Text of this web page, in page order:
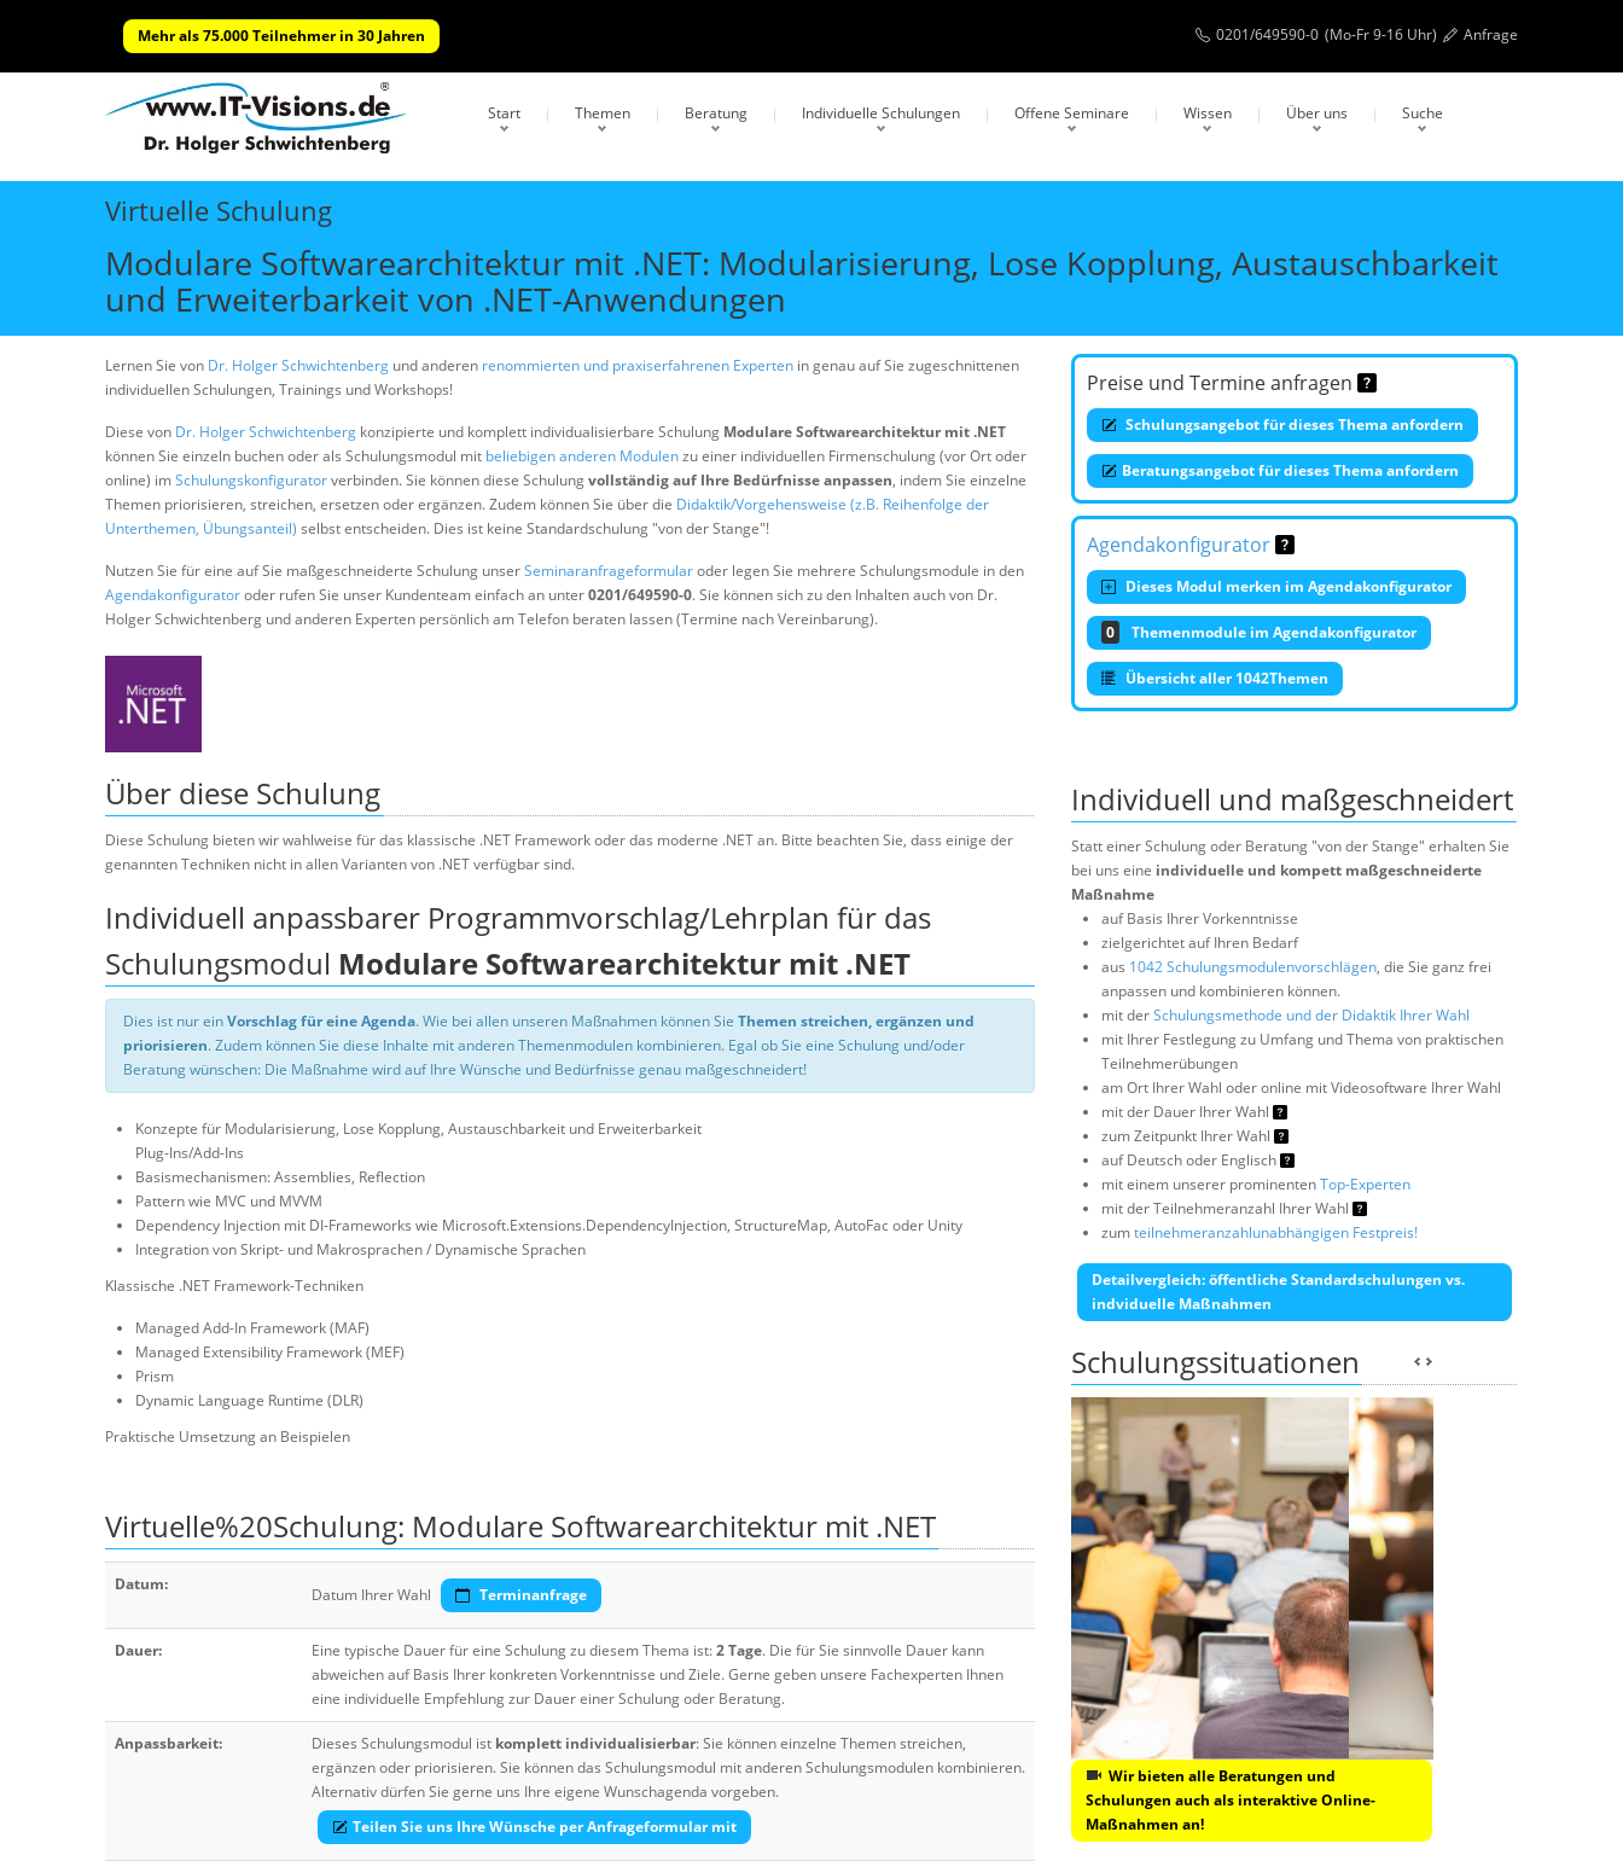
Mehr als 75.000 Teilnehmer in 30 Jahren 0201/649590-0 (Mo-Fr 9-16 Uhr) Anfrage
Start Themen Beratung Individuelle Schulungen Offene Seminare Wissen Über uns Suche
Virtuelle Schulung
Modulare Softwarearchitektur mit .NET: Modularisierung, Lose Kopplung, Austauschbarkeit
und Erweiterbarkeit von .NET-Anwendungen
Lernen Sie von Dr. Holger Schwichtenberg und anderen renommierten und praxiserfahrenen Experten in genau auf Sie zugeschnittenen
individuellen Schulungen, Trainings und Workshops!
Diese von Dr. Holger Schwichtenberg konzipierte und komplett individualisierbare Schulung Modulare Softwarearchitektur mit .NET
können Sie einzeln buchen oder als Schulungsmodul mit beliebigen anderen Modulenzu einer individuellen Firmenschulung (vor Ort oder
online) imSchulungskonfiguratorverbinden. Sie können diese Schulungvollständig auf Ihre Bedürfnisse anpassen, indem Sie einzelne
Themen priorisieren, streichen, ersetzen oder ergänzen. Zudem können Sie über die Didaktik/Vorgehensweise (z.B. Reihenfolge der
Unterthemen, Übungsanteil) selbst entscheiden. Dies ist keine Standardschulung "von der Stange"!
Nutzen Sie für eine auf Sie maßgeschneiderte Schulung unserSeminaranfrageformularoder legen Sie mehrere Schulungsmodule in den
Agendakonfiguratoroder rufen Sie unser Kundenteam einfach an unter0201/649590-0. Sie können sich zu den Inhalten auch von Dr.
Holger Schwichtenberg und anderen Experten persönlich am Telefon beraten lassen (Termine nach Vereinbarung).
Preise und Termine anfragen
Schulungsangebot für dieses Thema anfordern
Beratungsangebot für dieses Thema anfordern
Agendakonfigurator
Dieses Modul merken im Agendakonfigurator
0 Themenmodule im Agendakonfigurator
Übersicht aller 1042Themen
Über diese Schulung
Diese Schulung bieten wir wahlweise für das klassische .NET Framework oder das moderne .NET an. Bitte beachten Sie, dass einige der
genannten Techniken nicht in allen Varianten von .NET verfügbar sind.
Individuell anpassbarer Programmvorschlag/Lehrplan für das
Schulungsmodul Modulare Softwarearchitektur mit .NET
Dies ist nur einVorschlag für eine Agenda. Wie bei allen unseren Maßnahmen können Sie Themen streichen, ergänzen und
priorisieren. Zudem können Sie diese Inhalte mit anderen Themenmodulen kombinieren. Egal ob Sie eine Schulung und/oder
Beratung wünschen: Die Maßnahme wird auf Ihre Wünsche und Bedürfnisse genau maßgeschneidert!
Konzepte für Modularisierung, Lose Kopplung, Austauschbarkeit und Erweiterbarkeit
Plug-Ins/Add-Ins
Basismechanismen: Assemblies, Reflection
Pattern wie MVC und MVVM
Dependency Injection mit DI-Frameworks wie Microsoft.Extensions.DependencyInjection, StructureMap, AutoFac oder Unity
Integration von Skript- und Makrosprachen / Dynamische Sprachen
Klassische .NET Framework-Techniken
Managed Add-In Framework (MAF)
Managed Extensibility Framework (MEF)
Prism
Dynamic Language Runtime (DLR)
Praktische Umsetzung an Beispielen
Virtuelle%20Schulung: Modulare Softwarearchitektur mit .NET
Datum:
Datum Ihrer Wahl Terminanfrage
Dauer: Eine typische Dauer für eine Schulung zu diesem Thema ist:2 Tage. Die für Sie sinnvolle Dauer kann
abweichen auf Basis Ihrer konkreten Vorkenntnisse und Ziele. Gerne geben unsere Fachexperten Ihnen
eine individuelle Empfehlung zur Dauer einer Schulung oder Beratung.
Anpassbarkeit: Dieses Schulungsmodul ist komplett individualisierbar: Sie können einzelne Themen streichen,
ergänzen oder priorisieren. Sie können das Schulungsmodul mit anderen Schulungsmodulen kombinieren.
Alternativ dürfen Sie gerne uns Ihre eigene Wunschagenda vorgeben.
Teilen Sie uns Ihre Wünsche per Anfrageformular mit
Individuell und maßgeschneidert
Statt einer Schulung oder Beratung "von der Stange" erhalten Sie
bei uns eine individuelle und kompett maßgeschneiderte
Maßnahme
auf Basis Ihrer Vorkenntnisse
zielgerichtet auf Ihren Bedarf
aus 1042 Schulungsmodulenvorschlägen, die Sie ganz frei
anpassen und kombinieren können.
mit derSchulungsmethode und der Didaktik Ihrer Wahl
mit Ihrer Festlegung zu Umfang und Thema von praktischen
Teilnehmerübungen
am Ort Ihrer Wahl oder online mit Videosoftware Ihrer Wahl
mit der Dauer Ihrer Wahl
zum Zeitpunkt Ihrer Wahl
auf Deutsch oder Englisch
mit einem unserer prominentenTop-Experten
mit der Teilnehmeranzahl Ihrer Wahl
zumteilnehmeranzahlunabhängigen Festpreis!
Detailvergleich: öffentliche Standardschulungen vs.
indviduelle Maßnahmen
Schulungssituationen
Wir bieten alle Beratungen und
Schulungen auch als interaktive Online-
Maßnahmen an!